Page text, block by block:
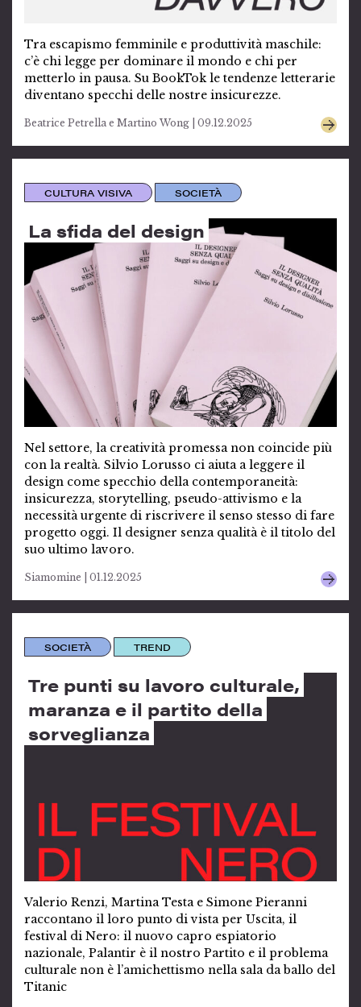
Tra escapismo femminile e produttività maschile:
c’è chi legge per dominare il mondo e chi per
metterlo in pausa. Su BookTok le tendenze letterarie
diventano specchi delle nostre insicurezze.
Beatrice Petrella e Martino Wong | 09.12.2025
CULTURA VISIVA SOCIETÀ
La sfida del design
Nel settore, la creatività promessa non coincide più
con la realtà. Silvio Lorusso ci aiuta a leggere il
design come specchio della contemporaneità:
insicurezza, storytelling, pseudo-attivismo e la
necessità urgente di riscrivere il senso stesso di fare
progetto oggi. Il designer senza qualità è il titolo del
suo ultimo lavoro.
Siamomine | 01.12.2025
SOCIETÀ TREND
Tre punti su lavoro culturale,
maranza e il partito della
sorveglianza
Valerio Renzi, Martina Testa e Simone Pieranni
raccontano il loro punto di vista per Uscita, il
festival di Nero: il nuovo capro espiatorio
nazionale, Palantir è il nostro Partito e il problema
culturale non è l’amichettismo nella sala da ballo del
Titanic